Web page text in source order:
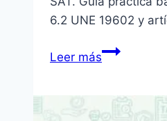
6.2 UNE 19602 y
Leer másEvaluación
tributarios: